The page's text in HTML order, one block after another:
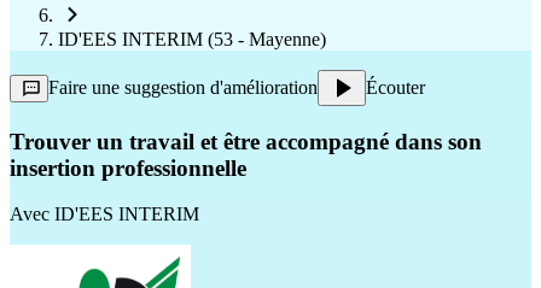
ID'EES INTERIM (53 - Mayenne)
Faire une suggestion d'amélioration Écouter
Trouver un travail et être accompagné dans son
insertion professionnelle
Avec ID'EES INTERIM